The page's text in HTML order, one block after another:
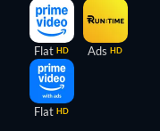
Flat HD
Flat HD
Ads HD